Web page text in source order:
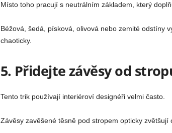
Místo toho pracují s neutrálním základem, který
Béžová, šedá, písková, olivová nebo zemité odstíny
chaoticky.
5. Přidejte závěsy od
Tento trik používají interiéroví designéři velmi často.
Závěsy zavěšené těsně pod stropem opticky zvětšují